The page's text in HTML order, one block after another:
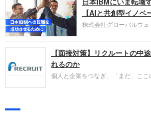
過去の具体的な業務成果
失敗からの学びが重視
ィットも評価対象となり
であるかを多角的に審査
【AIと共創型イノベ
株式会社グローバルウェ
パーソンが利用する企
ネ」の転職エージェン
IBMです。採用面接対策
い。
【面接対策】リクルートの中
れるのか
個人と企業をつなぎ、「まだ、ここ
やこれまでの成果を具体的に問わ